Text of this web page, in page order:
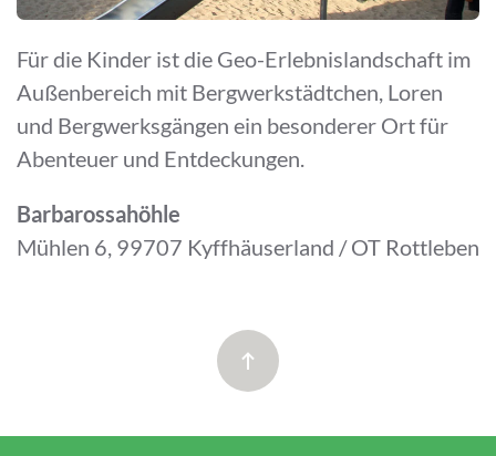
Für die Kinder ist die Geo-Erlebnislandschaft im
Außenbereich mit Bergwerkstädtchen, Loren
und Bergwerksgängen ein besonderer Ort für
Abenteuer und Entdeckungen.
Barbarossahöhle
Mühlen 6, 99707 Kyffhäuserland / OT Rottleben